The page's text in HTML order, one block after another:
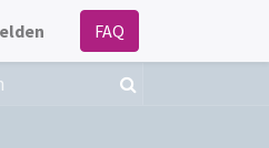
FAQ